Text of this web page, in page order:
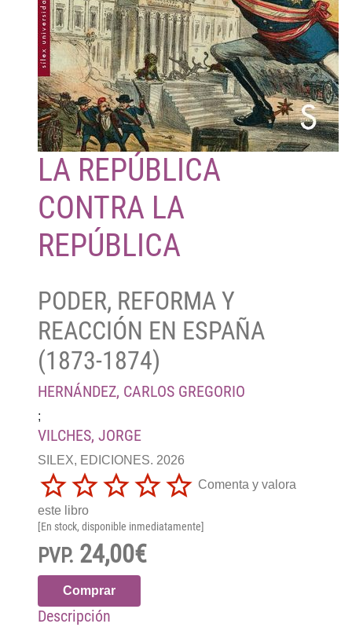
LA REPÚBLICA
CONTRA LA
REPÚBLICA
PODER, REFORMA Y
REACCIÓN EN ESPAÑA
(1873-1874)
HERNÁNDEZ, CARLOS GREGORIO
;
VILCHES, JORGE
SILEX, EDICIONES. 2026
Comenta y valora
este libro
[En stock, disponible inmediatamente]
PVP. 24,00€
Comprar
Descripción